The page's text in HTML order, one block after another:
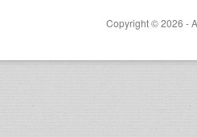
Copyright © 2026 -